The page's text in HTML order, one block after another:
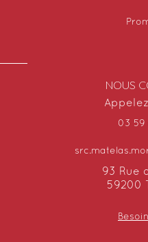
NOUS
03 59
93 Rue
59200